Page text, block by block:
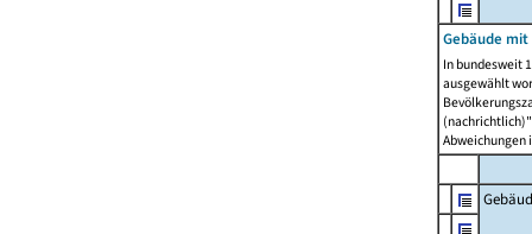
Gebäude
In bundesweit
ausgewählt
Abweichungen